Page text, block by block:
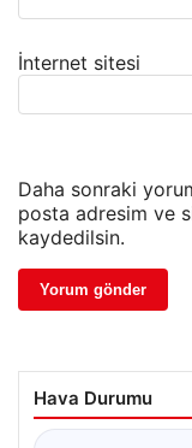
İnternet sitesi
Daha sonraki
posta adresim ve
kaydedilsin.
Hava Durumu